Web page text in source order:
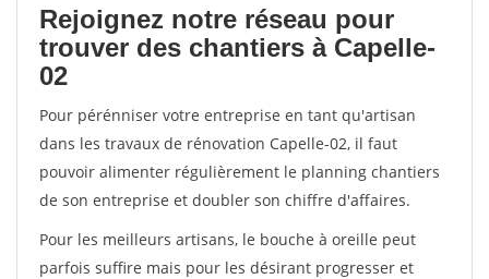
Rejoignez notre réseau pour
trouver des chantiers à Capelle-
02
Pour pérénniser votre entreprise en tant qu'artisan
dans les travaux de rénovation Capelle-02, il faut
pouvoir alimenter régulièrement le planning chantiers
de son entreprise et doubler son chiffre d'affaires.
Pour les meilleurs artisans, le bouche à oreille peut
parfois suffire mais pour les désirant progresser et